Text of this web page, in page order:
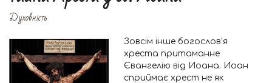
Духовність
Зовсім інше богослов’я
хреста притаманне
Євангелію від Иоана. Иоан
сприймає хрест не як